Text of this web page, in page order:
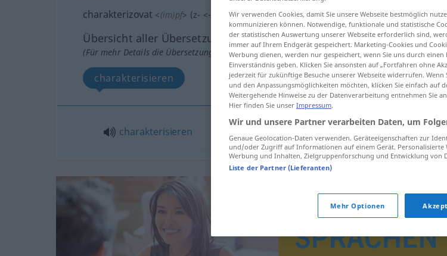
charakterizovat <(im)pf> (z- <-zuji >)
Übersicht aller Übersetzungen
(Für mehr Details die Übersetzung anklicken/antippen)
charakterisieren
charakterisieren
Wir verwenden Cookies, damit Sie unsere Webseite bestmöglich
kommunizieren können. Notwendige, funktionale und statistische
der statistischen Auswertung unserer Webseite erforderlich sind,
immer auf Ihrem Endgerät gespeichert. Marketing-Cookies und
Werbung dienen, werden nur gespeichert, wenn Sie uns durch
Einverständnis geben. Klicken Sie ansonsten auf „Fortfahren ohne
jederzeit für zukünftige Besuche unserer Webseite widerrufen.
und den Anpassungsmöglichkeiten möchten, klicken Sie einfach auf
Weitergehende Hinweise zu der Datenverarbeitung entnehmen Sie
Hier finden Sie unser Impressum.
Wir und unsere Partner verarbeiten Daten, um
Genaue Geolocation-Daten verwenden. Geräteeigenschaften zur
und/oder Zugriff auf Informationen auf einem Gerät. Personalisierte
Werbung und Inhalten, Zielgruppenforschung und Entwicklung von
Liste der Partner (Lieferanten)
Mehr Optionen